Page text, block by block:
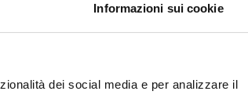
Informazioni sui cookie
dei social media e per analizzare il